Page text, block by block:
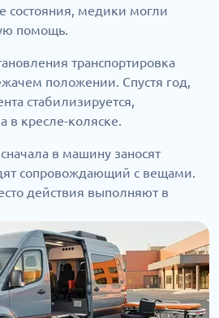
состояния, медики могли
помощь.
транспортировка
положении. Спустя год,
стабилизируется,
в кресле-коляске.
в машину заносят
сопровождающий с вещами.
действия выполняют в